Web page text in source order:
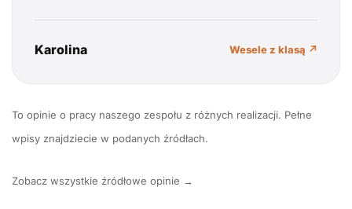
Karolina Wesele z klasą ↗
To opinie o pracy naszego zespołu z różnych realizacji. Pełne
wpisy znajdziecie w podanych źródłach.
Zobacz wszystkie źródłowe opinie →